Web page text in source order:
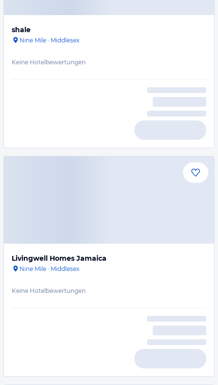
shale
Nine Mile · Middlesex
Keine Hotelbewertungen
Livingwell Homes Jamaica
Nine Mile · Middlesex
Keine Hotelbewertungen